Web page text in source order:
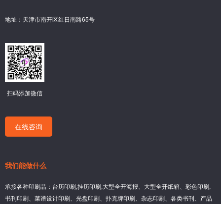
地址：天津市南开区红日南路65号
扫码添加微信
在线咨询
我们能做什么
承接各种印刷品：台历印刷,挂历印刷,大型全开海报、大型全开纸箱、彩色印刷,
书刊印刷、菜谱设计印刷、光盘印刷、扑克牌印刷、杂志印刷、各类书刊、产品